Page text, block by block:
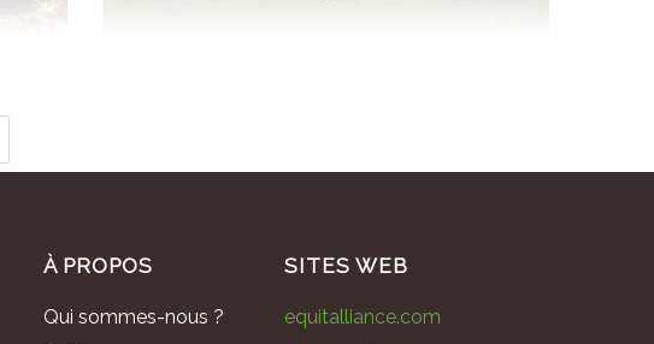
À PROPOS
Qui sommes-nous ?
SITES WEB
equitalliance.com